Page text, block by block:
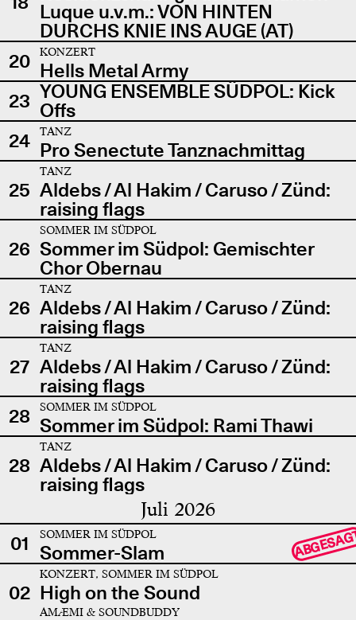
Luque u.v.m.: VON HINTEN
DURCHS KNIE INS AUGE (AT)
20
KONZERT
Hells Metal Army
23 YOUNG ENSEMBLE SÜDPOL: Kick
Offs
24
TANZ
Pro Senectute Tanznachmittag
25
TANZ
Aldebs / Al Hakim / Caruso / Zünd:
raising flags
26
SOMMER IM SÜDPOL
Sommer im Südpol: Gemischter
Chor Obernau
26
TANZ
Aldebs / Al Hakim / Caruso / Zünd:
raising flags
27
TANZ
Aldebs / Al Hakim / Caruso / Zünd:
raising flags
28
SOMMER IM SÜDPOL
Sommer im Südpol: Rami Thawi
28
TANZ
Aldebs / Al Hakim / Caruso / Zünd:
raising flags
Juli 2026
01 SOMMER IM SÜDPOL
Sommer-Slam
02
KONZERT, SOMMER IM SÜDPOL
High on the Sound
AMÆMI & SOUNDBUDDY